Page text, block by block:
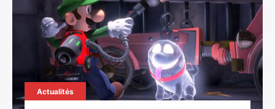
Actualités
×
Rechercher
: